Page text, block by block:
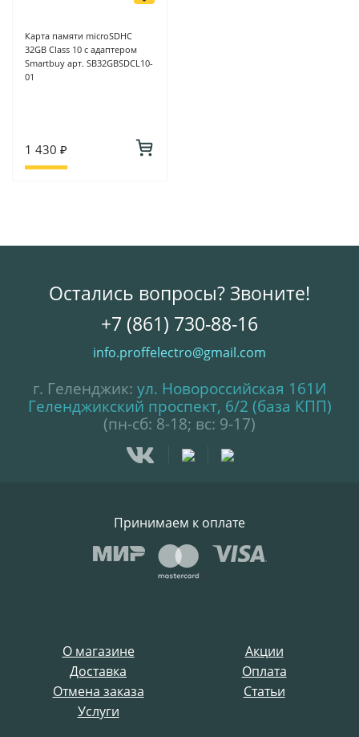
Карта памяти microSDHC
32GB Class 10 с адаптером
Smartbuy арт. SB32GBSDCL10-
01
1 430 ₽
О магазине
Акции
Доставка
Оплата
Отмена заказа
Статьи
Услуги
Остались вопросы? Звоните!
+7 (861) 730-88-16
info.proffelectro@gmail.com
г. Геленджик: ул. Новороссийская 161И
Геленджикский проспект, 6/2 (база КПП)
(пн-сб: 8-18; вс: 9-17)
Принимаем к оплате